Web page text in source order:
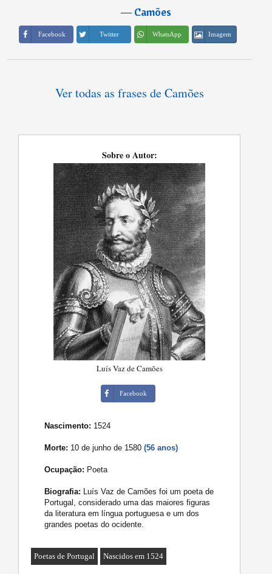
―Camões
Facebook Twitter WhatsApp Imagem
Ver todas as frases de Camões
Sobre o Autor:
Luís Vaz de Camões
Facebook
Nascimento: 1524
Morte: 10 de junho de 1580(56 anos)
Ocupação: Poeta
Biografia: Luís Vaz de Camões foi um poeta de
Portugal, considerado uma das maiores figuras
da literatura em língua portuguesa e um dos
grandes poetas do ocidente.
Poetas de Portugal Nascidos em 1524